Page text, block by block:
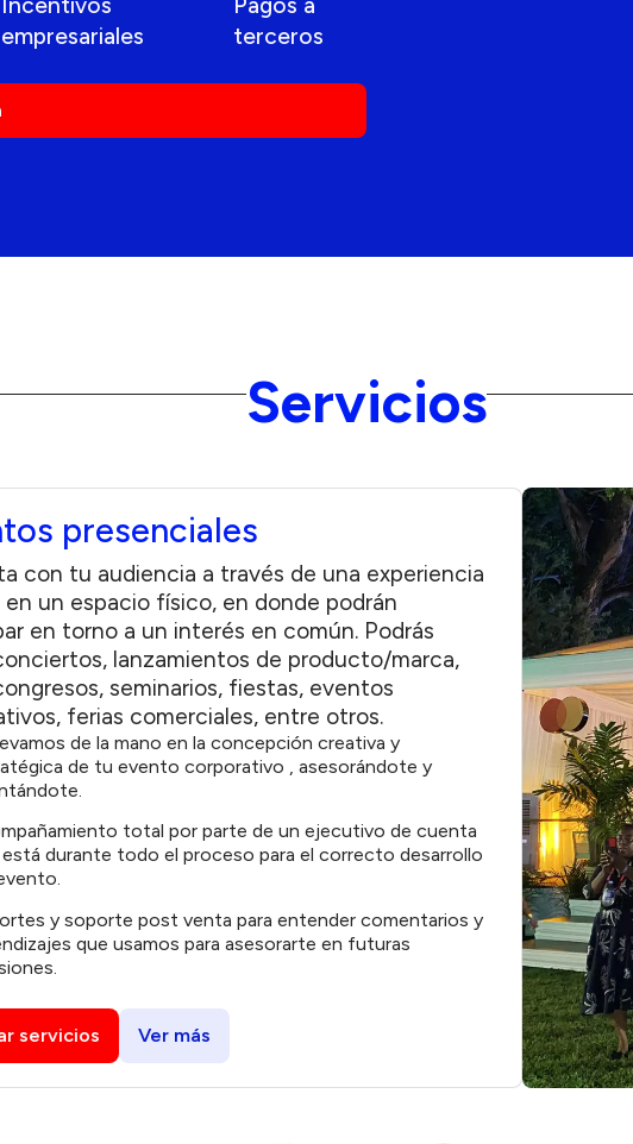
empresariales
terceros
Servicios
presenciales
con tu audiencia a través de una experiencia
un espacio físico, en donde podrán
en torno a un interés en común. Podrás
lanzamientos de producto/marca,
seminarios, fiestas, eventos
ferias comerciales, entre otros.
de la mano en la concepción creativa y
de tu evento corporativo , asesorándote y
total por parte de un ejecutivo de cuenta
durante todo el proceso para el correcto desarrollo
y soporte post venta para entender comentarios y
que usamos para asesorarte en futuras
servicios Ver más